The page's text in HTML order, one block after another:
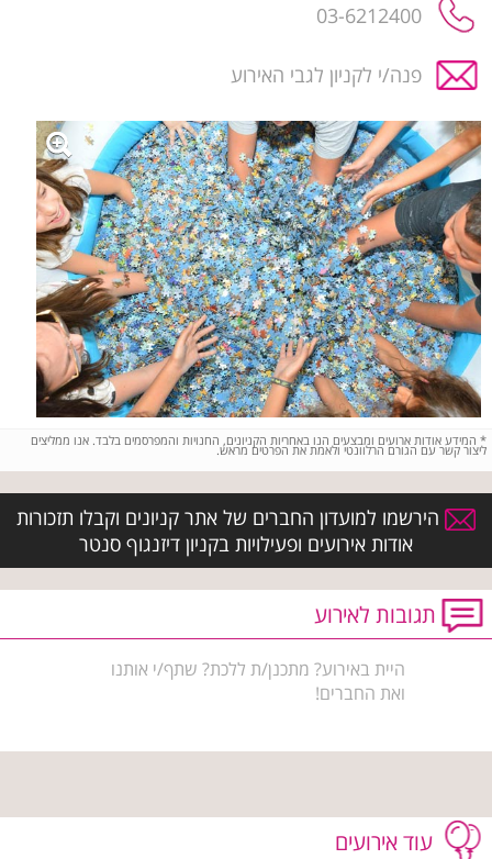
03-6212400
פנה/י לקניון לגבי האירוע
* המידע אודות ארועים ומבצעים הנו באחריות הקניונים, החנויות והמפרסמים בלבד. אנו ממליצים
ליצור קשר עם הגורם הרלוונטי ולאמת את הפרטים מראש.
הירשמו למועדון החברים של אתר קניונים וקבלו תזכורות
אודות אירועים ופעילויות בקניון דיזנגוף סנטר
תגובות לאירוע
היית באירוע? מתכנן/ת ללכת? שתף/י אותנו
ואת החברים!
עוד אירועים